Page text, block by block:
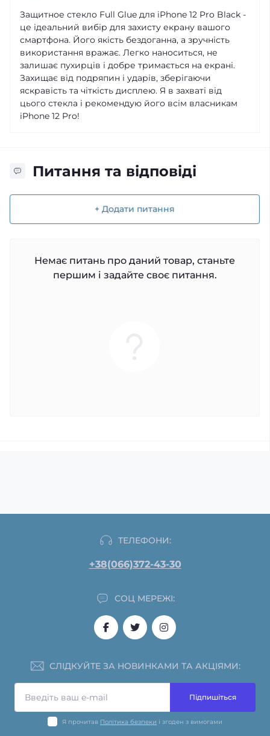
Защитное стекло Full Glue для iPhone 12 Pro Black -
це ідеальний вибір для захисту екрану вашого
смартфона. Його якість бездоганна, а зручність
використання вражає. Легко наноситься, не
залишає пухирців і добре тримається на екрані.
Захищає від подряпин і ударів, зберігаючи
яскравість та чіткість дисплею. Я в захваті від
цього стекла і рекомендую його всім власникам
iPhone 12 Pro!
Питання та відповіді
+ Додати питання
Немає питань про даний товар, станьте
першим і задайте своє питання.
ТЕЛЕФОНИ:
+38(066)372-43-30
СОЦ МЕРЕЖІ:
СЛІДКУЙТЕ ЗА НОВИНКАМИ ТА АКЦІЯМИ:
Підпишіться
Я прочитав Політика безпеки і згоден з вимогами